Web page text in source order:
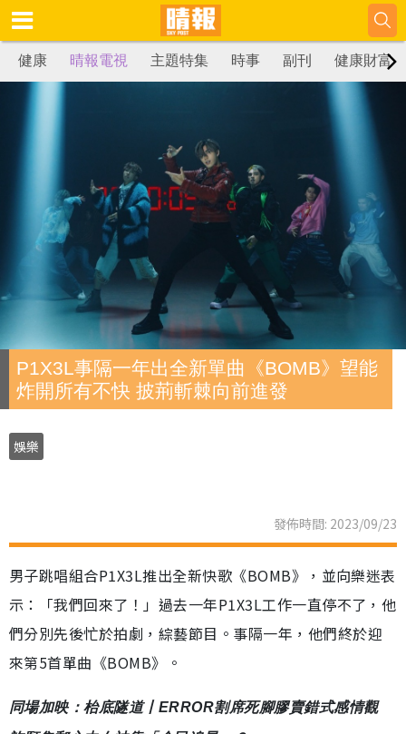
健康 晴報電視 主題特集 時事 副刊 健康財富
P1X3L事隔一年出全新單曲《BOMB》望能
炸開所有不快 披荊斬棘向前進發
娛樂
發佈時間: 2023/09/23
男子跳唱組合P1X3L推出全新快歌《BOMB》，並向樂迷表
示：「我們回來了！」過去一年P1X3L工作一直停不了，他
們分別先後忙於拍劇，綜藝節目。事隔一年，他們終於迎
來第5首單曲《BOMB》。
同場加映：枱底隧道丨ERROR割席死腳膠賣錯式感情觀